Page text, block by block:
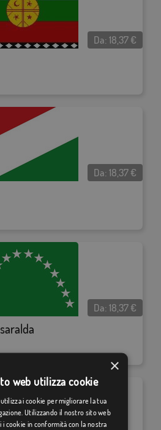
Da:18,37€
Da:18,37€
Da:18,37€
×
web utilizza cookie
i cookie per migliorare la tua
Utilizzando il nostro sito web
cookie in conformità con la nostra